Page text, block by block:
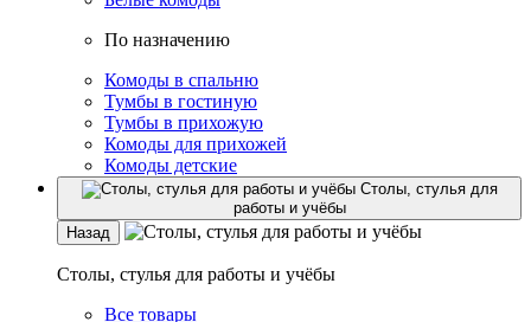
По назначению
Комоды в спальню
Тумбы в гостиную
Тумбы в прихожую
Комоды для прихожей
Комоды детские
Столы, стулья для
работы и учёбы
Назад
Столы, стулья для работы и учёбы
Все товары